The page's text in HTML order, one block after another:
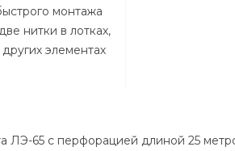
монтажа
нитки в лотках,
элементах
ЛЭ-65 с перфорацией длиной 25